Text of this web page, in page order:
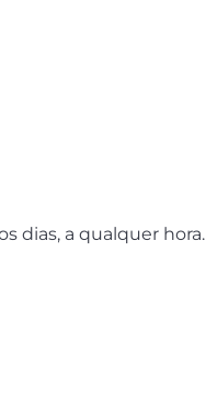
dias, a qualquer hora.